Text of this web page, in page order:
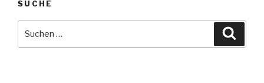
SUCHE